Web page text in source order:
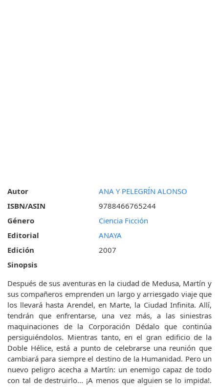
Autor
ANA Y PELEGRÍN ALONSO
ISBN/ASIN
9788466765244
Género
Ciencia Ficción
Editorial
ANAYA
Edición
2007
Sinopsis
Después de sus aventuras en la ciudad de Medusa, Martín y
sus compañeros emprenden un largo y arriesgado viaje que
los llevará hasta Arendel, en Marte, la Ciudad Infinita. Allí,
tendrán que enfrentarse, una vez más, a las siniestras
maquinaciones de la Corporación Dédalo que continúa
persiguiéndolos. Mientras tanto, en el gran edificio de la
Doble Hélice, está a punto de celebrarse una reunión que
cambiará para siempre el destino de la Humanidad. Pero un
nuevo peligro acecha a Martín: un enemigo capaz de todo
con tal de destruirlo... ¡A menos que alguien se lo impida!.